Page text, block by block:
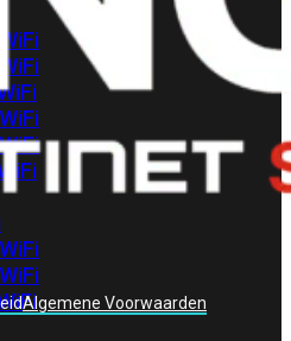
Algemene Voorwaarden